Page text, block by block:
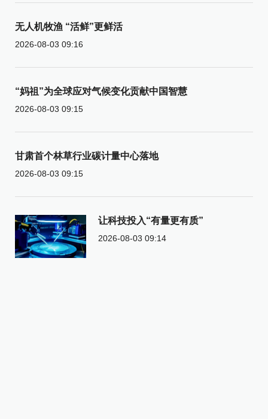
无人机牧渔 “活鲜”更鲜活
2026-08-03 09:16
“妈祖”为全球应对气候变化贡献中国智慧
2026-08-03 09:15
甘肃首个林草行业碳计量中心落地
2026-08-03 09:15
让科技投入“有量更有质”
2026-08-03 09:14